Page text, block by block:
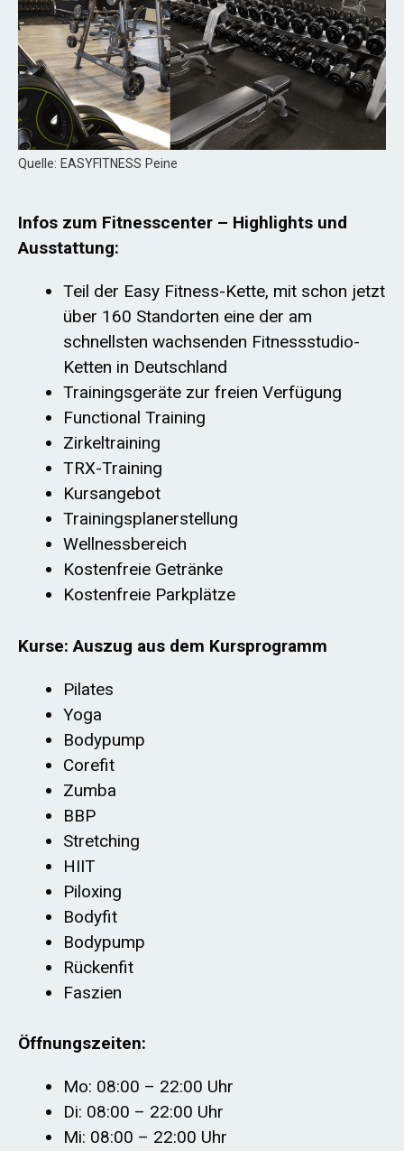
Quelle: EASYFITNESS Peine
Infos zum Fitnesscenter – Highlights und
Ausstattung:
Teil der Easy Fitness-Kette, mit schon jetzt
über 160 Standorten eine der am
schnellsten wachsenden Fitnessstudio-
Ketten in Deutschland
Trainingsgeräte zur freien Verfügung
Functional Training
Zirkeltraining
TRX-Training
Kursangebot
Trainingsplanerstellung
Wellnessbereich
Kostenfreie Getränke
Kostenfreie Parkplätze
Kurse: Auszug aus dem Kursprogramm
Pilates
Yoga
Bodypump
Corefit
Zumba
BBP
Stretching
HIIT
Piloxing
Bodyfit
Bodypump
Rückenfit
Faszien
Öffnungszeiten:
Mo: 08:00 – 22:00 Uhr
Di: 08:00 – 22:00 Uhr
Mi: 08:00 – 22:00 Uhr